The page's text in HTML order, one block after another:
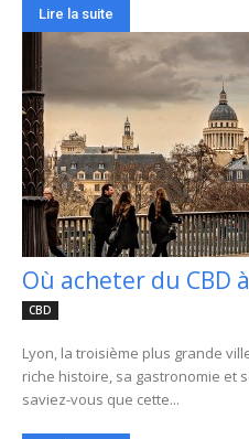
Lire la suite
Où acheter du CBD
CBD
Lyon, la troisième plus grande
riche histoire, sa gastronomie et
saviez-vous que cette...